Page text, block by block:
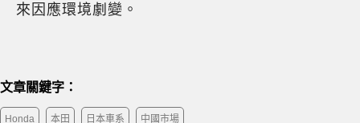
來因應環境劇變。
文章關鍵字：
Honda 本田 日本車系 中國市場